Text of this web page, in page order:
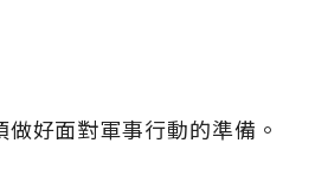
好面對軍事行動的準備。